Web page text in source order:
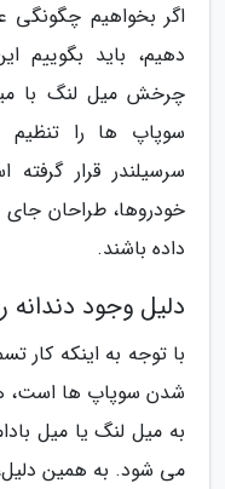
اگر بخواهیم چگونگی
دهیم، باید
چرخش میل لنگ با
سوپاپ ها را تنظیم
سرسیلندر قرار
خودروها، طراحان جای
داده باشند.
دلیل وجود
با توجه به اینکه کار
شدن سوپاپ ها است،
به میل لنگ یا میل
می شود. به همین